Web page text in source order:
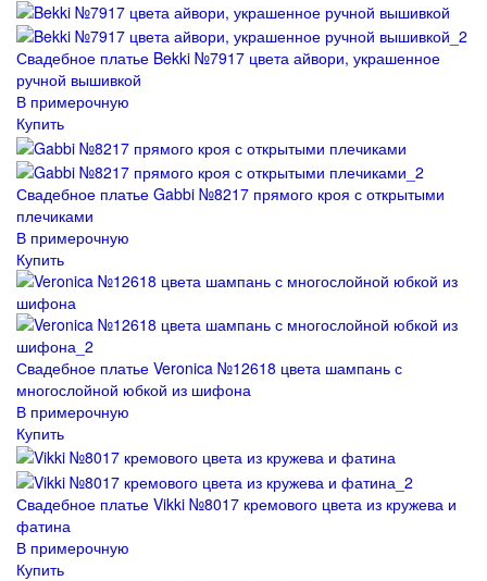
Свадебное платье Bekki №7917 цвета айвори, украшенное
ручной вышивкой
В примерочную
Купить
Свадебное платье Gabbi №8217 прямого кроя с открытыми
плечиками
В примерочную
Купить
Свадебное платье Veronica №12618 цвета шампань с
многослойной юбкой из шифона
В примерочную
Купить
Свадебное платье Vikki №8017 кремового цвета из кружева и
фатина
В примерочную
Купить